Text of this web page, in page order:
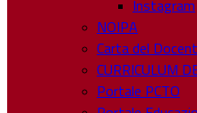
Instagram
NOIPA
Carta del
CURRICULUM
Portale PCTO